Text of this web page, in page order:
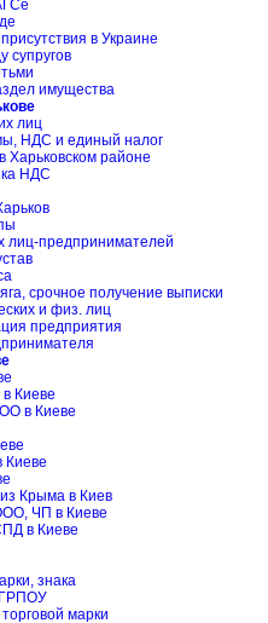
в Украине
супругов
имущества
лиц
НДС и единый налог
районе
НДС
лиц-предпринимателей
срочное получение выписки
и физ. лиц
предприятия
Киеве
в Киеве
Киеве
Крыма в Киев
ЧП в Киеве
в Киеве
знака
марки